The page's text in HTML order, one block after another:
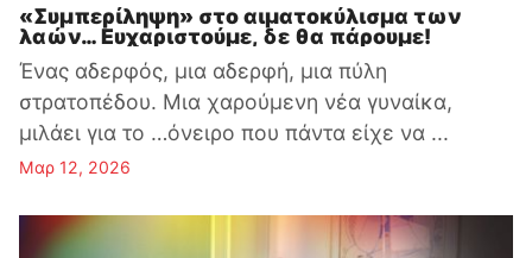
«Συμπερίληψη» στο αιματοκύλισμα των
λαών… Ευχαριστούμε, δε θα πάρουμε!
Ένας αδερφός, μια αδερφή, μια πύλη
στρατοπέδου. Μια χαρούμενη νέα γυναίκα,
μιλάει για το …όνειρο που πάντα είχε να ...
Μαρ 12, 2026